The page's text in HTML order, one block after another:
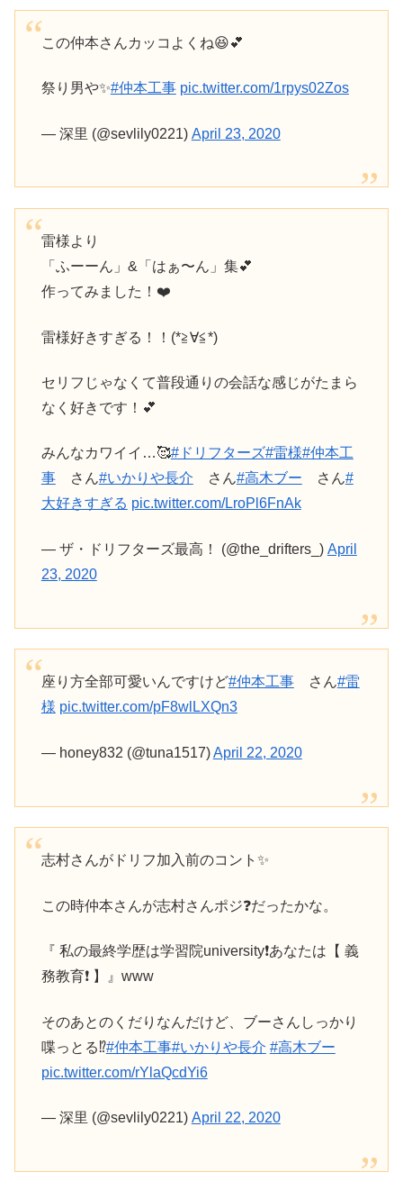
この仲本さんカッコよくね😆💕
祭り男や✨#仲本工事 pic.twitter.com/1rpys02Zos
— 深里 (@sevlily0221) April 23, 2020
雷様より
「ふーーん」&「はぁ〜ん」集💕
作ってみました！❤️
雷様好きすぎる！！(*≧∀≦*)
セリフじゃなくて普段通りの会話な感じがたまら
なく好きです！💕
みんなカワイイ…🥰#ドリフターズ#雷様#仲本工
事さん#いかりや長介 さん#高木ブー さん#
大好きすぎる pic.twitter.com/LroPl6FnAk
— ザ・ドリフターズ最高！ (@the_drifters_) April
23, 2020
座り方全部可愛いんですけど#仲本工事さん#雷
様 pic.twitter.com/pF8wlLXQn3
— honey832 (@tuna1517)April 22, 2020
志村さんがドリフ加入前のコント✨
この時仲本さんが志村さんポジ❓️だったかな。
『 私の最終学歴は学習院university❗️あなたは【 義
務教育❗️ 】』www
そのあとのくだりなんだけど、ブーさんしっかり
喋っとる⁉️#仲本工事#いかりや長介 #高木ブー
pic.twitter.com/rYlaQcdYi6
— 深里 (@sevlily0221) April 22, 2020